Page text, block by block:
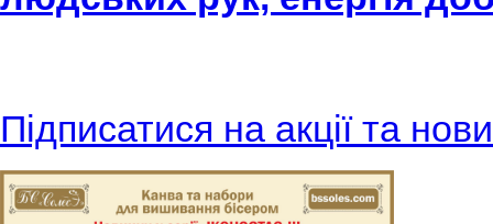
Підписатися на акції та